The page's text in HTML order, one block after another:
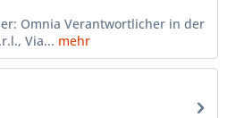
Omnia Verantwortlicher in der
Via... mehr